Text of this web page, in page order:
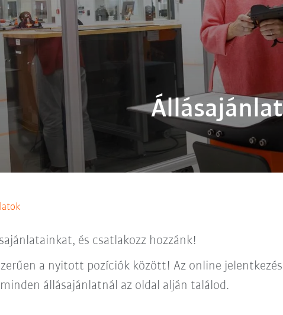
és csatlakozz hozzánk!
a nyitott pozíciók között! Az online
állásajánlatnál az oldal alján találod.